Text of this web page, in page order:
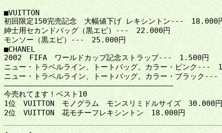
■VUITTON
初回限定150完売記念　大幅値下げ レキシントン---　18.000
紳士用セカンドバッグ（黒エピ）---　22.000円
モンソー（黒エピ）---　25.000円
■CHANEL
2002　FIFA　ワールドカップ記念ストラップ---　1.500円
ニュー・トラベルライン、トートバッグ。カラー・ピンク---
ニュー・トラベルライン、トートバッグ。カラー・ブラック
――――――――――――――――――――――――――――――――――――――
今売れてます！ベスト10
1位　VUITTON　モノグラム　モンスリミドルサイズ　30.000円
2位　VUITTON　花モチーフレキシントン　18.000円